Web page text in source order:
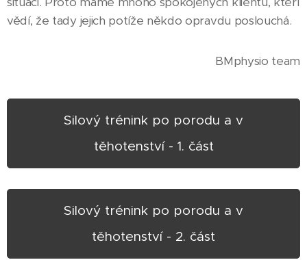
vědí, že tady jejich potíže někdo opravdu poslouchá.
BMphysio team
Silový trénink po porodu a v
těhotenství - 1. část
Silový trénink po porodu a v
těhotenství - 2. část